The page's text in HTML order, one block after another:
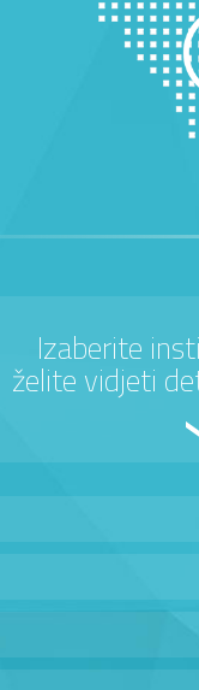
Izaberite
želite vidjeti